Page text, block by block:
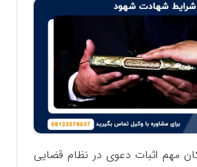
مهم اثبات دعوی در نظام قضایی